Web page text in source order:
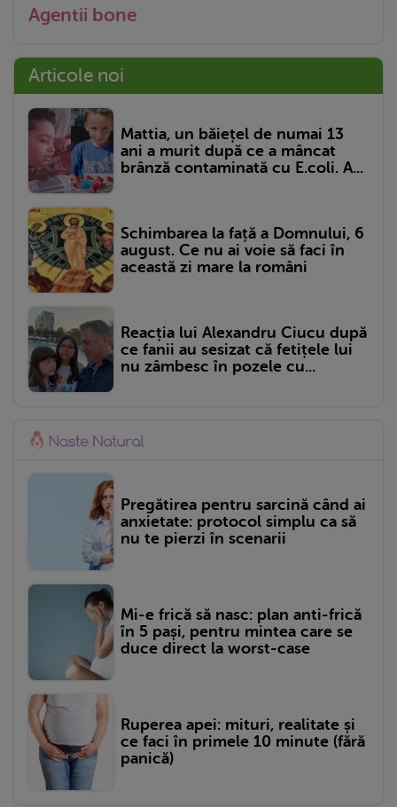
Agentii bone
Articole noi
Mattia, un băiețel de numai 13
ani a murit după ce a mâncat
brânză contaminată cu E.coli. A...
Schimbarea la față a Domnului, 6
august. Ce nu ai voie să faci în
această zi mare la români
Reacția lui Alexandru Ciucu după
ce fanii au sesizat că fetițele lui
nu zâmbesc în pozele cu...
Pregătirea pentru sarcină când ai
anxietate: protocol simplu ca să
nu te pierzi în scenarii
Mi-e frică să nasc: plan anti-frică
în 5 pași, pentru mintea care se
duce direct la worst-case
Ruperea apei: mituri, realitate și
ce faci în primele 10 minute (fără
panică)